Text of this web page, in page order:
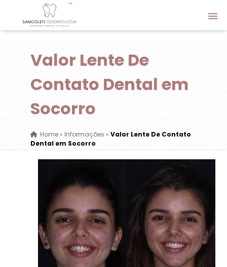
Valor Lente De
Contato Dental em
Socorro
Home» Informações » Valor Lente De Contato
Dental em Socorro